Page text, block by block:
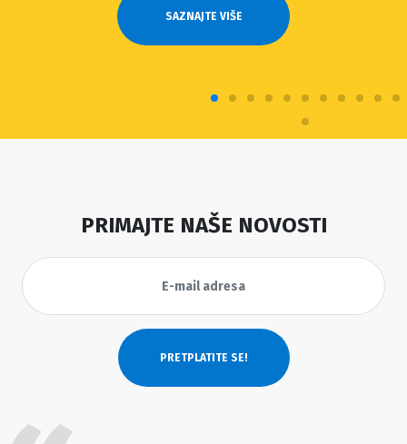
SAZNAJTE VIŠE
PRIMAJTE NAŠE NOVOSTI